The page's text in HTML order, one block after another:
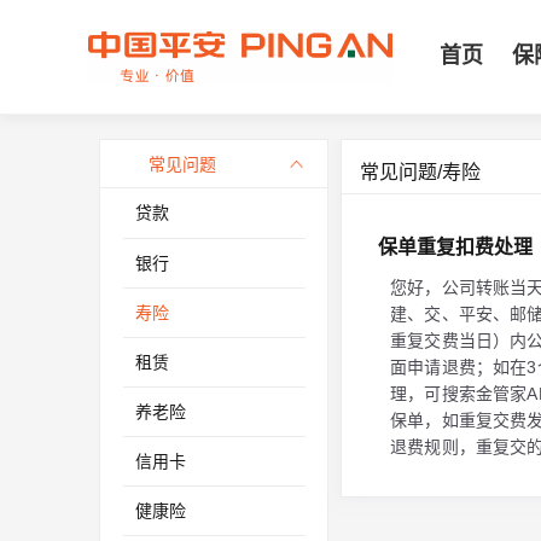
首页 保
常见问题
贷款
银行
寿险
租赁
养老险
信用卡
健康险
常见问题/寿险
保单重复扣费处理
您好，公司转账当
建、交、平安、邮
重复交费当日）内
面申请退费；如在
理，可搜索金管家
保单，如重复交费
退费规则，重复交